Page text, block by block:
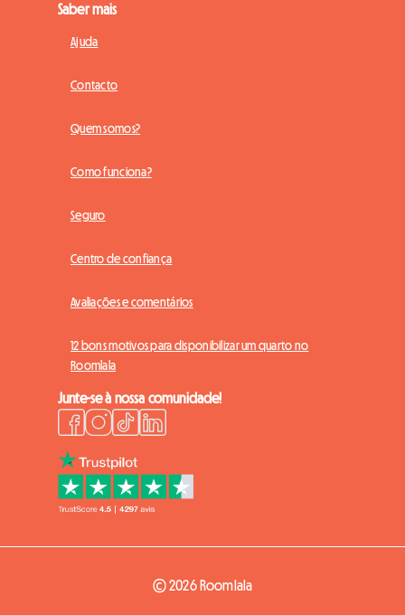
Saber mais
Ajuda
Contacto
Quem somos?
Como funciona?
Seguro
Centro de confiança
Avaliações e comentários
12 bons motivos para disponibilizar um quarto no
Roomlala
Junte-se à nossa comunidade!
© 2026 Roomlala